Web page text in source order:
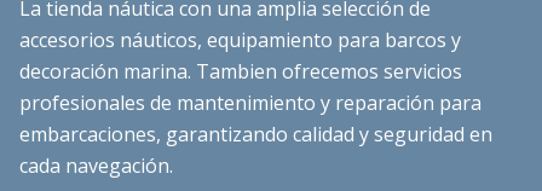
La tienda náutica con una amplia selección de
accesorios náuticos, equipamiento para barcos y
decoración marina. Tambien ofrecemos servicios
profesionales de mantenimiento y reparación para
embarcaciones, garantizando calidad y seguridad en
cada navegación.